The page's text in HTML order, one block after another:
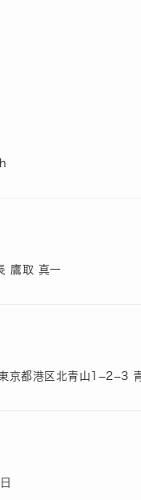
鷹取 真一
京都港区北青山1−2−3